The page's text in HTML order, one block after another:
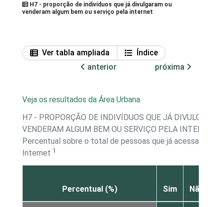
H7 - proporção de indivíduos que já divulgaram ou
venderam algum bem ou serviço pela internet
Ver tabla ampliada
Índice
anterior
próxima
Veja os resultados da Área Urbana
H7 - PROPORÇÃO DE INDIVÍDUOS QUE JÁ
VENDERAM ALGUM BEM OU SERVIÇO PELA INTERNET
Percentual sobre o total de pessoas que já acessaram a
Internet 1
Percentual (%) Sim Não